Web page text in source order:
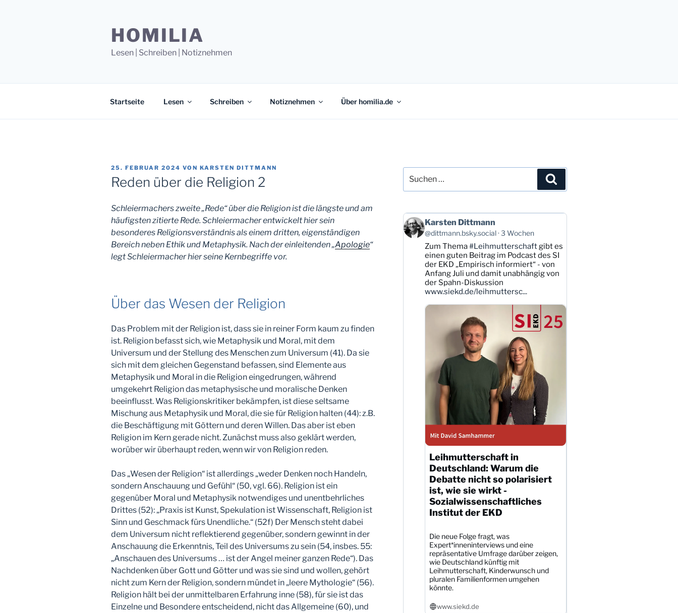
HOMILIA
Lesen | Schreiben | Notiznehmen
Startseite Lesen Schreiben Notiznehmen Über homilia.de
VERÖFFENTLICHT
AM
25. FEBRUAR 2024 VON KARSTEN DITTMANN
Reden über die Religion 2
Schleiermachers zweite „Rede“ über die Religion ist die längste und am
häufigsten zitierte Rede. Schleiermacher entwickelt hier sein
besonderes Religionsverständnis als einem dritten, eigenständigen
Bereich neben Ethik und Metaphysik. Nach der einleitenden „Apologie“
legt Schleiermacher hier seine Kernbegriffe vor.
Über das Wesen der Religion
Das Problem mit der Religion ist, dass sie in reiner Form kaum zu finden
ist. Religion befasst sich, wie Metaphysik und Moral, mit dem
Universum und der Stellung des Menschen zum Universum (41). Da sie
sich mit dem gleichen Gegenstand befassen, sind Elemente aus
Metaphysik und Moral in die Religion eingedrungen, während
umgekehrt Religion das metaphysische und moralische Denken
beeinflusst. Was Religionskritiker bekämpfen, ist diese seltsame
Mischung aus Metaphysik und Moral, die sie für Religion halten (44): z.B.
die Beschäftigung mit Göttern und deren Willen. Das aber ist eben
Religion im Kern gerade nicht. Zunächst muss also geklärt werden,
worüber wir überhaupt reden, wenn wir von Religion reden.
Das „Wesen der Religion“ ist allerdings „weder Denken noch Handeln,
sondern Anschauung und Gefühl“ (50, vgl. 66). Religion ist ein
gegenüber Moral und Metaphysik notwendiges und unentbehrliches
Drittes (52): „Praxis ist Kunst, Spekulation ist Wissenschaft, Religion ist
Sinn und Geschmack fürs Unendliche.“ (52f) Der Mensch steht dabei
dem Universum nicht reflektierend gegenüber, sondern gewinnt in der
Anschauung die Erkenntnis, Teil des Universums zu sein (54, insbes. 55:
„Anschauen des Universums … ist der Angel meiner ganzen Rede“). Das
Nachdenken über Gott und Götter und was sie sind und wollen, gehört
nicht zum Kern der Religion, sondern mündet in „leere Mythologie“ (56).
Religion hält bei der unmittelbaren Erfahrung inne (58), für sie ist das
Einzelne und Besondere entscheidend, nicht das Allgemeine (60), und
nach:
Beitrag
von
Karsten
Dittmann
Bluesky
ansehen
Karsten Dittmann
@dittmann.bsky.social 3 Wochen
Zum Thema#Leihmutterschaftgibt es
einen guten Beitrag im Podcast des SI
der EKD „Empirisch informiert“ - von
Anfang Juli und damit unabhängig von
der Spahn-Diskussion
www.siekd.de/leihmuttersc...
Leihmutterschaft in
Deutschland: Warum die
Debatte nicht so polarisiert
ist, wie sie wirkt -
Sozialwissenschaftliches
Institut der EKD
Die neue Folge fragt, was
Expert*inneninterviews und eine
repräsentative Umfrage darüber zeigen,
wie Deutschland künftig mit
Leihmutterschaft, Kinderwunsch und
pluralen Familienformen umgehen
könnte.
www.siekd.de